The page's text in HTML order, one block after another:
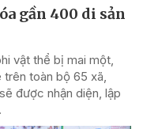
gần 400 di sản
vật thể bị mai một,
trên toàn bộ 65 xã,
được nhận diện, lập